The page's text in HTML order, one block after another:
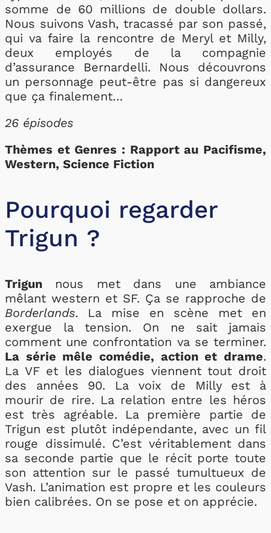
somme de 60 millions de double dollars.
Nous suivons Vash, tracassé par son passé,
qui va faire la rencontre de Meryl et Milly,
deux employés de la compagnie
d’assurance Bernardelli. Nous découvrons
un personnage peut-être pas si dangereux
que ça finalement…
26 épisodes
Thèmes et Genres : Rapport au Pacifisme,
Western, Science Fiction
Pourquoi regarder
Trigun ?
Trigun nous met dans une ambiance
mêlant western et SF. Ça se rapproche de
Borderlands. La mise en scène met en
exergue la tension. On ne sait jamais
comment une confrontation va se terminer.
La série mêle comédie, action et drame.
La VF et les dialogues viennent tout droit
des années 90. La voix de Milly est à
mourir de rire. La relation entre les héros
est très agréable. La première partie de
Trigun est plutôt indépendante, avec un fil
rouge dissimulé. C’est véritablement dans
sa seconde partie que le récit porte toute
son attention sur le passé tumultueux de
Vash. L’animation est propre et les couleurs
bien calibrées. On se pose et on apprécie.